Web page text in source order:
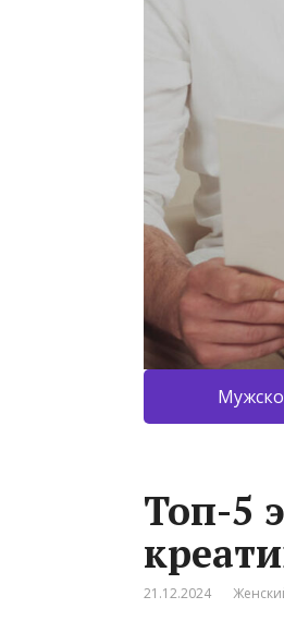
Топ-5
21.12.2024